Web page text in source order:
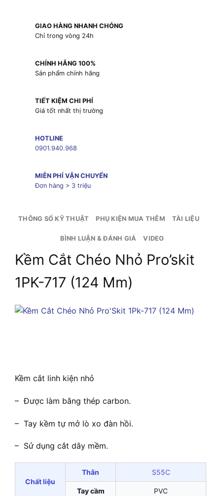
GIAO HÀNG NHANH CHÓNG
Chỉ trong vòng 24h
CHÍNH HÃNG 100%
Sản phẩm chính hãng
TIẾT KIỆM CHI PHÍ
Giá tốt nhất thị trường
HOTLINE
0901.940.968
MIỄN PHÍ VẬN CHUYỂN
Đơn hàng > 3 triệu
THÔNG SỐ KỸ THUẬT PHỤ KIỆN MUA THÊM TÀI LIỆU
BÌNH LUẬN & ĐÁNH GIÁ VIDEO
Kềm Cắt Chéo Nhỏ Pro’skit
1PK-717 (124 Mm)
Kềm cắt linh kiện nhỏ
– Được làm bằng thép carbon.
– Tay kềm tự mở lò xo đàn hồi.
– Sử dụng cắt dây mềm.
Chất liệu
Thân S55C
Tay cầm PVC